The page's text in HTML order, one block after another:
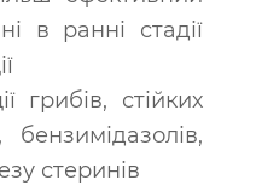
в ранні стадії
грибів, стійких
бензимідазолів,
стеринів